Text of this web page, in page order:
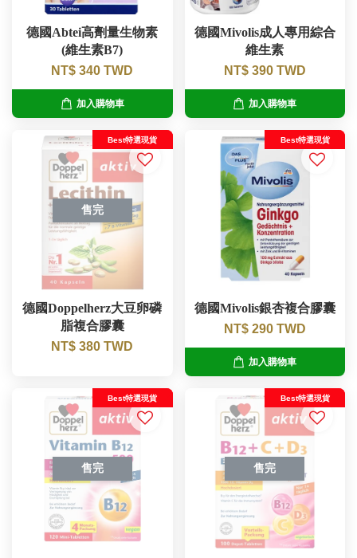
德國Abtei高劑量生物素
(維生素B7)
NT$ 340 TWD
加入購物車
德國Mivolis成人專用綜合
維生素
NT$ 390 TWD
加入購物車
售完
Best特選現貨
德國Doppelherz大豆卵磷
脂複合膠囊
NT$ 380 TWD
Best特選現貨
德國Mivolis銀杏複合膠囊
NT$ 290 TWD
加入購物車
售完
Best特選現貨
售完
Best特選現貨